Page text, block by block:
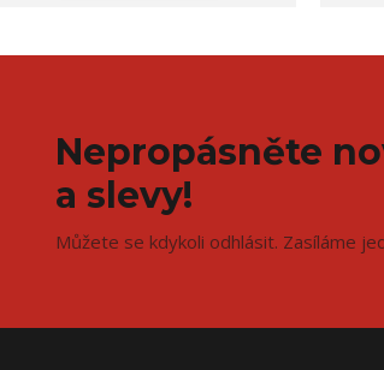
Nepropásněte
a slevy!
Můžete se kdykoli odhlásit. Zasíláme